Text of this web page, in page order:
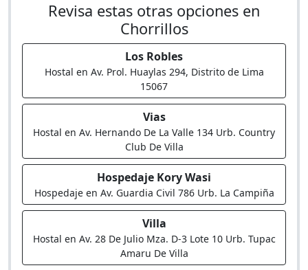
Revisa estas otras opciones en
Chorrillos
Los Robles
Hostal en Av. Prol. Huaylas 294, Distrito de Lima
15067
Vias
Hostal en Av. Hernando De La Valle 134 Urb. Country
Club De Villa
Hospedaje Kory Wasi
Hospedaje en Av. Guardia Civil 786 Urb. La Campiña
Villa
Hostal en Av. 28 De Julio Mza. D-3 Lote 10 Urb. Tupac
Amaru De Villa